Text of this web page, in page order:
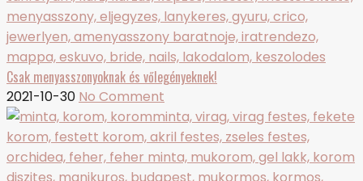
Csak menyasszonyoknak és vőlegényeknek!
2021-10-30 No Comment